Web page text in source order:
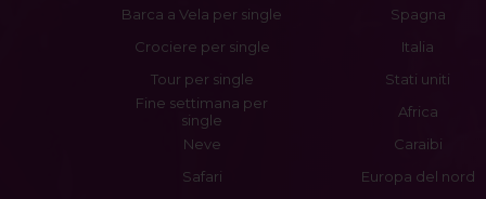
Barca a Vela per single
Crociere per single
Tour per single
Fine settimana per
single
Neve
Safari
Spagna
Italia
Stati uniti
Africa
Caraibi
Europa del nord